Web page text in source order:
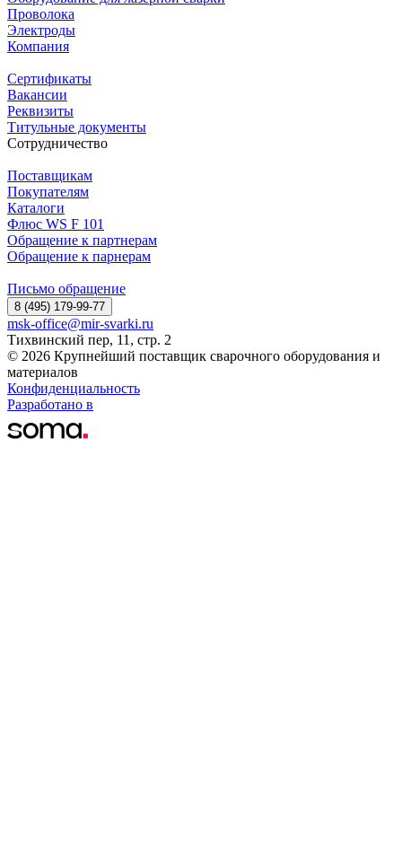
Проволока
Электроды
Компания
Сертификаты
Вакансии
Реквизиты
Титульные документы
Сотрудничество
Поставщикам
Покупателям
Каталоги
Флюс WS F 101
Обращение к партнерам
Обращение к парнерам
Письмо обращение
8 (495) 179-99-77
msk-office@mir-svarki.ru
Тихвинский пер, 11, стр. 2
© 2026 Крупнейший поставщик сварочного оборудования и
материалов
Конфиденциальность
Разработано в